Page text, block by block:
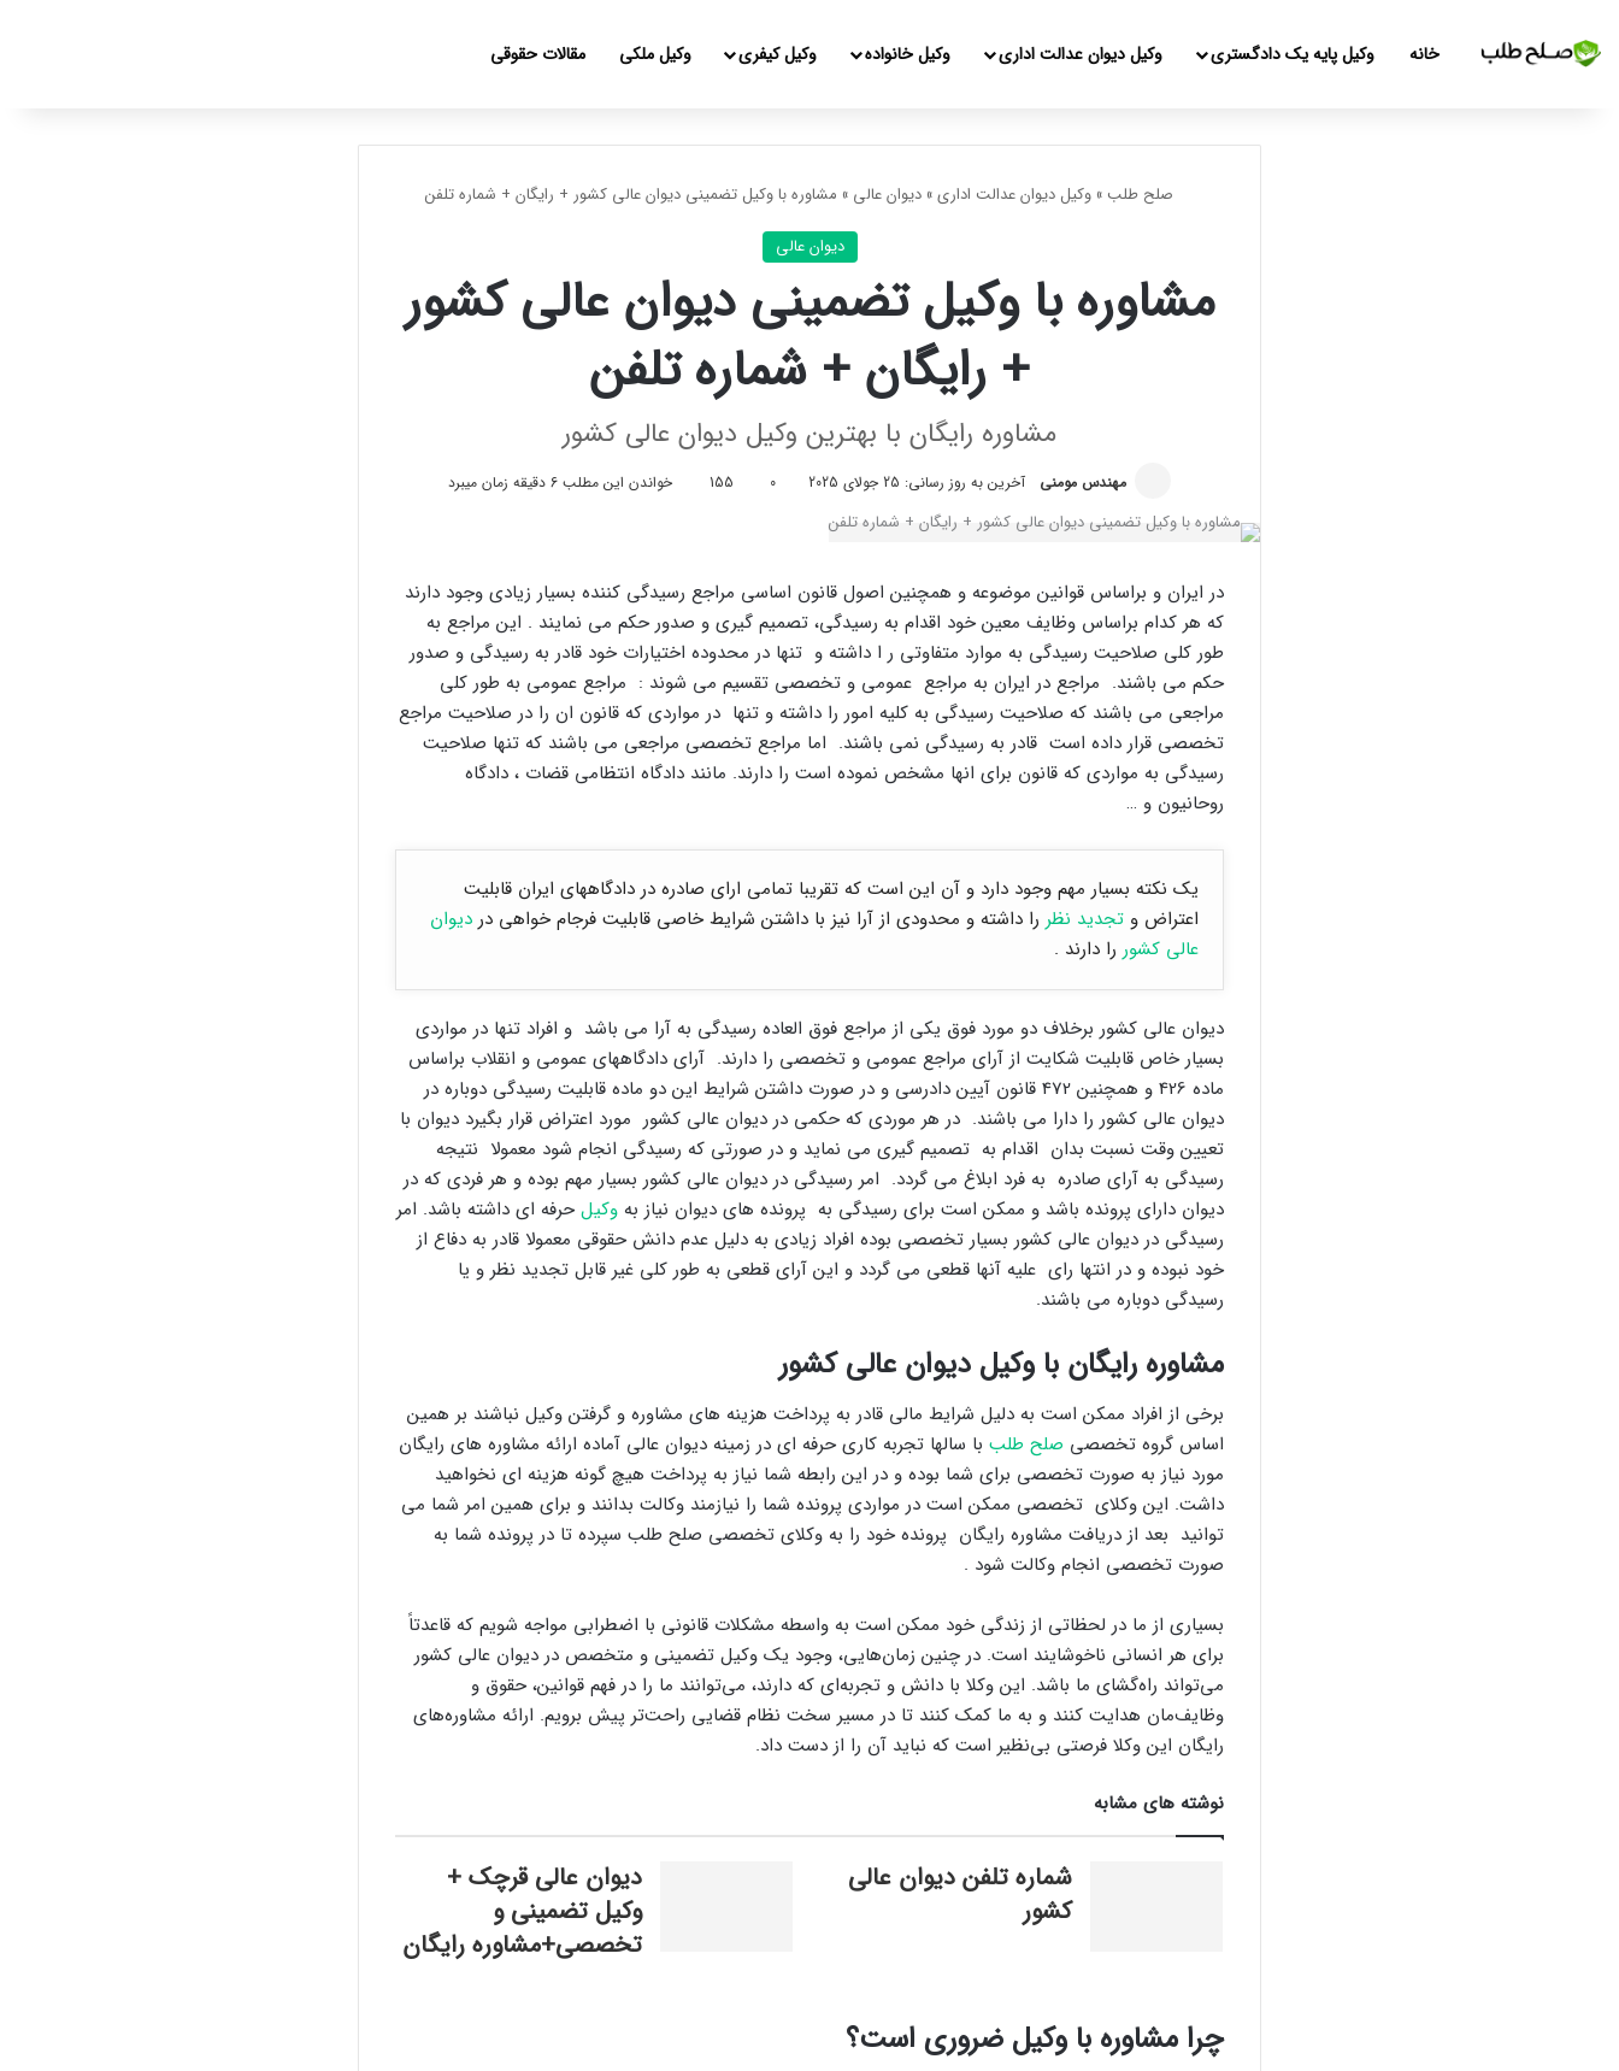
خانه وکیل پایه یک دادگستری وکیل دیوان عدالت اداری وکیل خانواده وکیل کیفری وکیل ملکی مقالات حقوقی
صلح طلب » وکیل دیوان عدالت اداری» دیوان عالی » مشاوره با وکیل تضمینی دیوان عالی کشور + رایگان + شماره تلفن
دیوان عالی
مشاوره با وکیل تضمینی دیوان عالی کشور
+ رایگان + شماره تلفن
مشاوره رایگان با بهترین وکیل دیوان عالی کشور
مهندس مومنی آخرین به روز رسانی: 25 جولای 2025 0
155 خواندن این مطلب 6 دقیقه زمان میبرد
در ایران و براساس قوانین موضوعه و همچنین اصول قانون اساسی مراجع رسیدگی کننده بسیار زیادی وجود دارند
که هر کدام براساس وظایف معین خود اقدام به رسیدگی، تصمیم گیری و صدور حکم می نمایند . این مراجع به
طور کلی صلاحیت رسیدگی به موارد متفاوتی ر ا داشته و تنها در محدوده اختیارات خود قادر به رسیدگی و صدور
حکم می باشند. مراجع در ایران به مراجع عمومی و تخصصی تقسیم می شوند : مراجع عمومی به طور کلی
مراجعی می باشند که صلاحیت رسیدگی به کلیه امور را داشته و تنها در مواردی که قانون ان را در صلاحیت مراجع
تخصصی قرار داده است قادر به رسیدگی نمی باشند. اما مراجع تخصصی مراجعی می باشند که تنها صلاحیت
رسیدگی به مواردی که قانون برای انها مشخص نموده است را دارند. مانند دادگاه انتظامی قضات ، دادگاه
روحانیون و …
یک نکته بسیار مهم وجود دارد و آن این است که تقریبا تمامی ارای صادره در دادگاههای ایران قابلیت
اعتراض و تجدید نظر را داشته و محدودی از آرا نیز با داشتن شرایط خاصی قابلیت فرجام خواهی در دیوان
عالی کشور را دارند .
دیوان عالی کشور برخلاف دو مورد فوق یکی از مراجع فوق العاده رسیدگی به آرا می باشد و افراد تنها در مواردی
بسیار خاص قابلیت شکایت از آرای مراجع عمومی و تخصصی را دارند. آرای دادگاههای عمومی و انقلاب براساس
ماده 426 و همچنین 472 قانون آیین دادرسی و در صورت داشتن شرایط این دو ماده قابلیت رسیدگی دوباره در
دیوان عالی کشور را دارا می باشند. در هر موردی که حکمی در دیوان عالی کشور مورد اعتراض قرار بگیرد دیوان با
تعیین وقت نسبت بدان اقدام به تصمیم گیری می نماید و در صورتی که رسیدگی انجام شود معمولا نتیجه
رسیدگی به آرای صادره به فرد ابلاغ می گردد. امر رسیدگی در دیوان عالی کشور بسیار مهم بوده و هر فردی که در
دیوان دارای پرونده باشد و ممکن است برای رسیدگی به پرونده های دیوان نیاز به وکیل حرفه ای داشته باشد. امر
رسیدگی در دیوان عالی کشور بسیار تخصصی بوده افراد زیادی به دلیل عدم دانش حقوقی معمولا قادر به دفاع از
خود نبوده و در انتها رای علیه آنها قطعی می گردد و این آرای قطعی به طور کلی غیر قابل تجدید نظر و یا
رسیدگی دوباره می باشند.
مشاوره رایگان با وکیل دیوان عالی کشور
برخی از افراد ممکن است به دلیل شرایط مالی قادر به پرداخت هزینه های مشاوره و گرفتن وکیل نباشند بر همین
اساس گروه تخصصی صلح طلب با سالها تجربه کاری حرفه ای در زمینه دیوان عالی آماده ارائه مشاوره های رایگان
مورد نیاز به صورت تخصصی برای شما بوده و در این رابطه شما نیاز به پرداخت هیچ گونه هزینه ای نخواهید
داشت. این وکلای تخصصی ممکن است در مواردی پرونده شما را نیازمند وکالت بدانند و برای همین امر شما می
توانید بعد از دریافت مشاوره رایگان پرونده خود را به وکلای تخصصی صلح طلب سپرده تا در پرونده شما به
صورت تخصصی انجام وکالت شود .
بسیاری از ما در لحظاتی از زندگی خود ممکن است به واسطه مشکلات قانونی با اضطرابی مواجه شویم که قاعدتاً
برای هر انسانی ناخوشایند است. در چنین زمان‌هایی، وجود یک وکیل تضمینی و متخصص در دیوان عالی کشور
می‌تواند راه‌گشای ما باشد. این وکلا با دانش و تجربه‌ای که دارند، می‌توانند ما را در فهم قوانین، حقوق و
وظایف‌مان هدایت کنند و به ما کمک کنند تا در مسیر سخت نظام قضایی راحت‌تر پیش برویم. ارائه مشاوره‌های
رایگان این وکلا فرصتی بی‌نظیر است که نباید آن را از دست داد.
نوشته های مشابه
شماره تلفن دیوان عالی
کشور
دیوان عالی قرچک +
وکیل تضمینی و
تخصصی+مشاوره رایگان
چرا مشاوره با وکیل ضروری است؟